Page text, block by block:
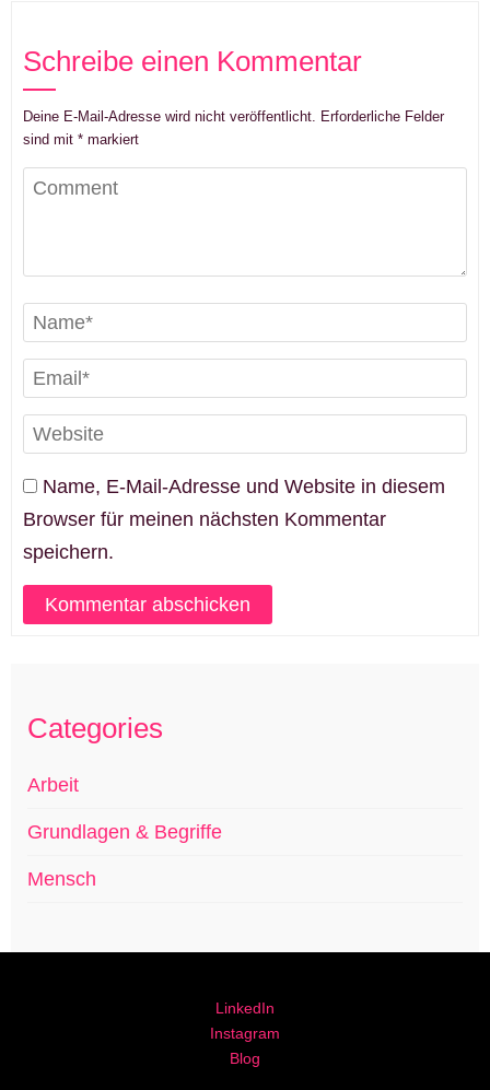
Schreibe einen Kommentar
Deine E-Mail-Adresse wird nicht veröffentlicht. Erforderliche Felder
sind mit * markiert
Name, E-Mail-Adresse und Website in diesem
Browser für meinen nächsten Kommentar
speichern.
Categories
Arbeit
Grundlagen & Begriffe
Mensch
LinkedIn
Instagram
Blog